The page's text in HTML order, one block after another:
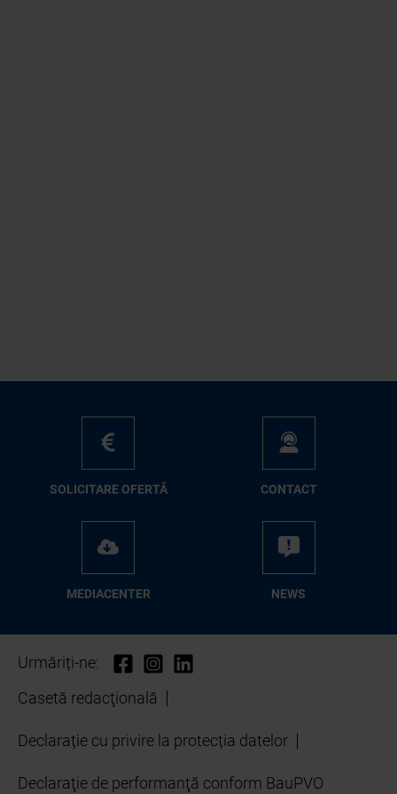
SO­LI­CI­TA­RE OFER­TĂ CON­TA­CT
ME­D­IA­CEN­TER NEWS
Urmăriți-ne:
Casetă redacţională
Declarație cu privire la protecția datelor
Declaraţie de performanţă conform BauPVO